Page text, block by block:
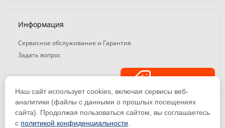
Информация
Сервисное обслуживание и Гарантия
Задать вопрос
© 2008 — 2026. ООО «ТК Вэлд Плюс»
Email: ideasvarki@wp116.ru
Тел.: 8 800 101-08-75 (с 10:00 до 19:00)
Наш сайт использует cookies, включая сервисы веб-
аналитики (файлы с данными о прошлых посещениях
сайта). Продолжая пользоваться сайтом, вы соглашаетесь
с политикой конфиденциальности